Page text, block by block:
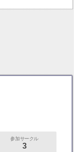
参加サークル
3